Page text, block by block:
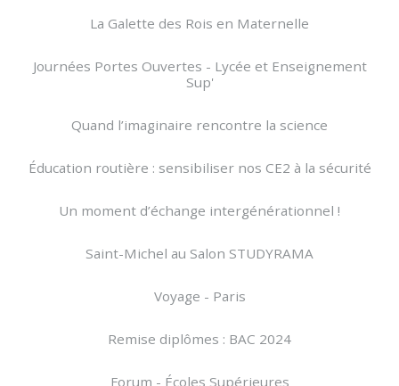
La Galette des Rois en Maternelle
Journées Portes Ouvertes - Lycée et Enseignement
Sup'
Quand l’imaginaire rencontre la science
Éducation routière : sensibiliser nos CE2 à la sécurité
Un moment d’échange intergénérationnel !
Saint-Michel au Salon STUDYRAMA
Voyage - Paris
Remise diplômes : BAC 2024
Forum - Écoles Supérieures